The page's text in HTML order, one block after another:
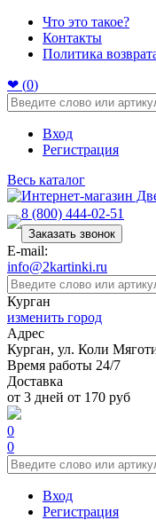
Что это такое?
Контакты
Политика
❤ (0)
Вход
Регистрация
Весь каталог
8 (800) 444-02-51
Заказать звонок
E-mail:
info@2kartinki.ru
Курган
изменить город
Адрес
Курган, ул. Коли
Время работы 24/7
Доставка
от 3 дней от 170 руб
0
0
Вход
Регистрация